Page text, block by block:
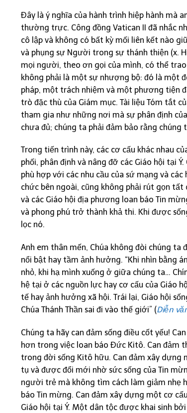
Đây là ý nghĩa của hành trình hiệp hành mà
thường trực. Công đồng Vatican II đã nhắc
cô lập và không có bất kỳ mối liên kết nào
và phụng sự Người trong sự thánh thiện (x.
mọi người, theo ơn gọi của mình, có thể
không phải là một sự nhượng bộ: đó là một
pháp, một trách nhiệm và một phương tiện
trò đặc thù của Giám mục. Tài liệu Tóm tắt
tham gia như những nơi mà sự phân định
chưa đủ; chúng ta phải đảm bảo rằng chúng
Trong tiến trình này, các cơ cấu khác nhau
phối, phân định và nâng đỡ các Giáo hội tại
phù hợp với các nhu cầu của sứ mạng và
chức bên ngoài, cũng không phải rút gọn
và các Giáo hội địa phương loan báo Tin
và phong phú trở thành khả thi. Khi được
lọc nó.
Anh em thân mến, Chúa không đòi chúng ta
nổi bật hay tầm ảnh hưởng. “Khi nhìn bằng
nhỏ, khi hạ mình xuống ở giữa chúng ta…
hệ tại ở các nguồn lực hay cơ cấu của Giáo
tế hay ảnh hưởng xã hội. Trái lại, Giáo hội
Chúa Thánh Thần sai đi vào thế giới” (Diễn
Chúng ta hãy can đảm sống điều cốt yếu!
hơn trong việc loan báo Đức Kitô. Can đảm
trong đời sống Kitô hữu. Can đảm xây
tụ và được đổi mới nhờ sức sống của Tin
người trẻ mà không tìm cách làm giảm nhẹ
báo Tin mừng. Can đảm xây dựng một cơ
Giáo hội tại Ý. Một dân tộc được khai sinh